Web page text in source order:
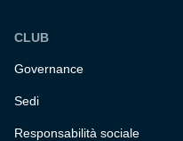
CLUB
Governance
Sedi
Responsabilità sociale